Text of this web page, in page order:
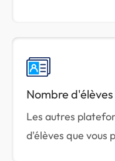
Nombre
Les autres
d'élèves que vous